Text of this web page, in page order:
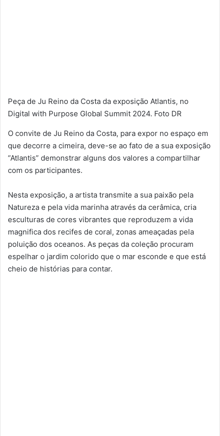
Peça de Ju Reino da Costa da exposição Atlantis, no
Digital with Purpose Global Summit 2024. Foto DR
O convite de Ju Reino da Costa, para expor no espaço em
que decorre a cimeira, deve-se ao fato de a sua exposição
“Atlantis” demonstrar alguns dos valores a compartilhar
com os participantes.
Nesta exposição, a artista transmite a sua paixão pela
Natureza e pela vida marinha através da cerâmica, cria
esculturas de cores vibrantes que reproduzem a vida
magnifica dos recifes de coral, zonas ameaçadas pela
poluição dos oceanos. As peças da coleção procuram
espelhar o jardim colorido que o mar esconde e que está
cheio de histórias para contar.